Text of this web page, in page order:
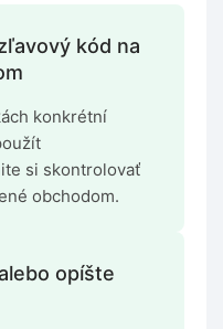
kód na
konkrétní
si skontrolovať
obchodom.
opíšte